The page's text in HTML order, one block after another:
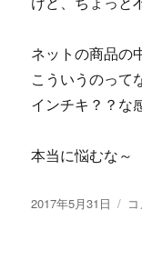
判
ネットの商品の
こういうのって
インチキ？？な
本当に悩むな～
投
2017年5月31日
サ